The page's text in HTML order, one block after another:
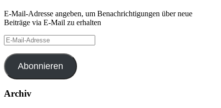
E-Mail-Adresse angeben, um Benachrichtigungen über neue
Beiträge via E-Mail zu erhalten
E-
Mail-
Adresse
Abonnieren
Archiv